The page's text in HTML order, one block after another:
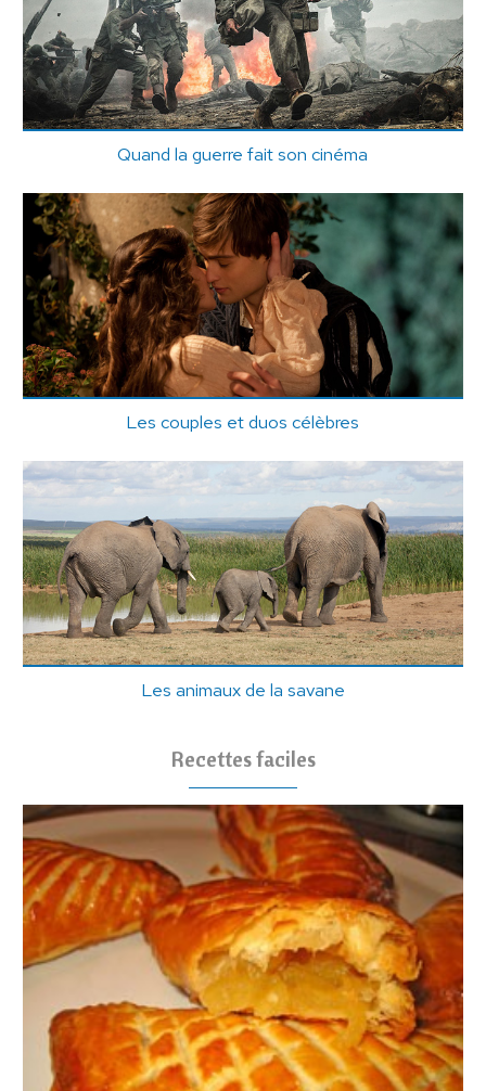
Quand la guerre fait son cinéma
Les couples et duos célèbres
Les animaux de la savane
Recettes faciles